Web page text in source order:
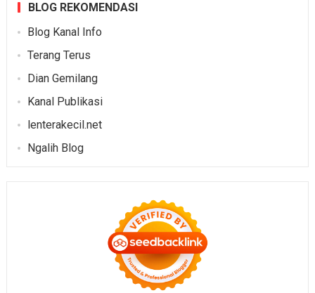
BLOG REKOMENDASI
Blog Kanal Info
Terang Terus
Dian Gemilang
Kanal Publikasi
lenterakecil.net
Ngalih Blog